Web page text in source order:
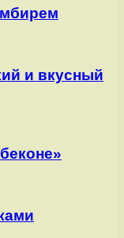
и вкусный